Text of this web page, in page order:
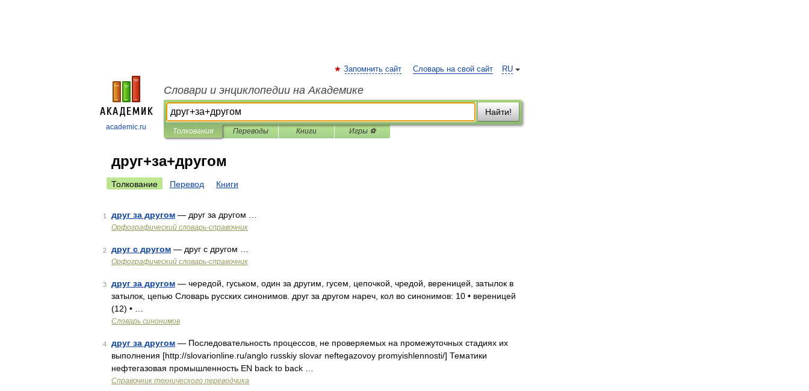
academic.ru
RU
Запомнить сайт Словарь на свой сайт
Словари и энциклопедии на Академике
Найти!
Толкования Переводы Книги Игры ⚽
друг+за+другом
Толкование Перевод Книги
1 друг за другом — друг за другом …
Орфографический словарь-справочник
2 друг с другом — друг с другом …
Орфографический словарь-справочник
3 друг за другом — чередой, гуськом, один за другим, гусем, цепочкой, чредой, вереницей, затылок в
затылок, цепью Словарь русских синонимов. друг за другом нареч, кол во синонимов: 10 • вереницей
(12) • …
Словарь синонимов
4 друг за другом — Последовательность процессов, не проверяемых на промежуточных стадиях их
выполнения [http://slovarionline.ru/anglo russkiy slovar neftegazovoy promyishlennosti/] Тематики
нефтегазовая промышленность EN back to back …
Справочник технического переводчика